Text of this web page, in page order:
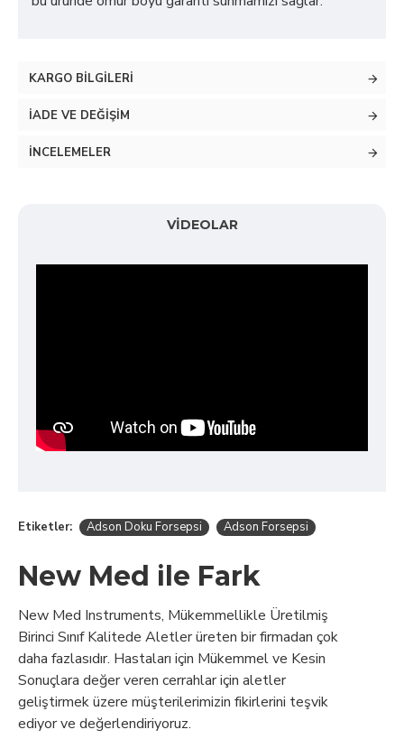
KARGO BILGILERI
İADE VE DEĞIŞIM
İNCELEMELER
VIDEOLAR
Etiketler: Adson Doku Forsepsi Adson Forsepsi
New Med ile Fark
New Med Instruments, Mükemmellikle Üretilmiş
Birinci Sınıf Kalitede Aletler üreten bir firmadan çok
daha fazlasıdır. Hastaları için Mükemmel ve Kesin
Sonuçlara değer veren cerrahlar için aletler
geliştirmek üzere müşterilerimizin fikirlerini teşvik
ediyor ve değerlendiriyoruz.